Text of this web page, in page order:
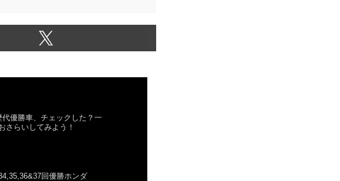
代優勝車、チェックした？一
さらいしてみよう！
34,35,36&37回優勝ホンダ